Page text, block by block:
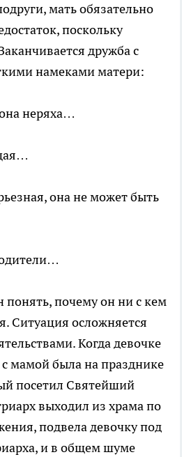
мать обязательно
поскольку
дружба с
намеками матери:
неряха…
она не может быть
понять, почему он ни с кем
Ситуация осложняется
Когда девочке
мамой была на празднике
посетил Святейший
выходил из храма по
подвела девочку под
и в общем шуме